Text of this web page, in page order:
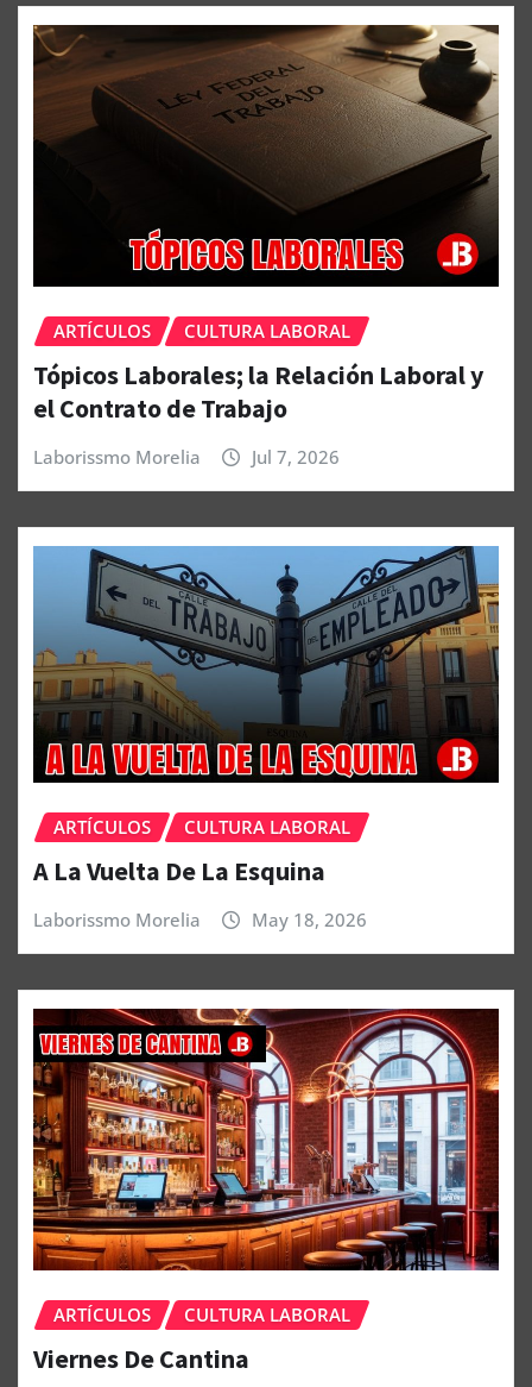
ARTÍCULOS CULTURA LABORAL
Tópicos Laborales; la Relación Laboral y
el Contrato de Trabajo
Laborissmo Morelia Jul 7, 2026
ARTÍCULOS CULTURA LABORAL
A La Vuelta De La Esquina
Laborissmo Morelia May 18, 2026
ARTÍCULOS CULTURA LABORAL
Viernes De Cantina